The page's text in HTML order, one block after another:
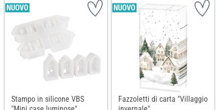
Stampo in silicone VBS
Fazzoletti di carta "Villaggio